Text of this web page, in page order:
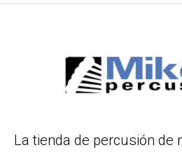
La tienda de percusión de